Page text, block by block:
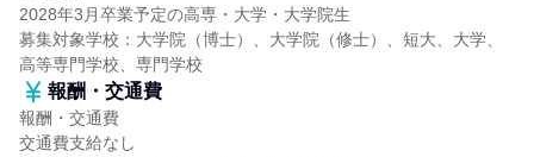
2028年3月卒業予定の高専・大学・大学院生
募集対象学校：大学院（博士）、大学院（修士）、短大、大学、
高等専門学校、専門学校
報酬・交通費
報酬・交通費
交通費支給なし